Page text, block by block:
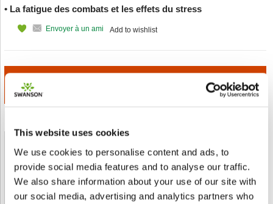
This website uses cookies
We use cookies to personalise content and ads, to
provide social media features and to analyse our traffic.
We also share information about your use of our site with
our social media, advertising and analytics partners who
• La fatigue des combats et les effets du stress
Add to wishlist
Envoyer à un ami
Shipped From European Union by DHL Express
Orders processing time24 business hours
Expected Time of Arrival2-3 business days